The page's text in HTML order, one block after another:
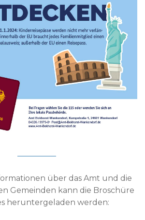
über das Amt und die
Gemeinden kann die Broschüre
heruntergeladen werden: